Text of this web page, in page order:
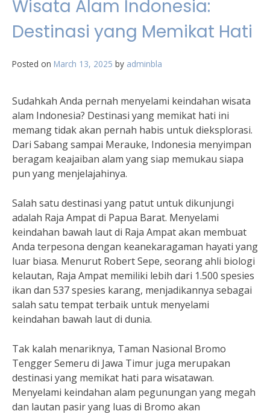
Wisata Alam Indonesia:
Destinasi yang Memikat Hati
Posted on March 13, 2025 by adminbla
Sudahkah Anda pernah menyelami keindahan wisata
alam Indonesia? Destinasi yang memikat hati ini
memang tidak akan pernah habis untuk dieksplorasi.
Dari Sabang sampai Merauke, Indonesia menyimpan
beragam keajaiban alam yang siap memukau siapa
pun yang menjelajahinya.
Salah satu destinasi yang patut untuk dikunjungi
adalah Raja Ampat di Papua Barat. Menyelami
keindahan bawah laut di Raja Ampat akan membuat
Anda terpesona dengan keanekaragaman hayati yang
luar biasa. Menurut Robert Sepe, seorang ahli biologi
kelautan, Raja Ampat memiliki lebih dari 1.500 spesies
ikan dan 537 spesies karang, menjadikannya sebagai
salah satu tempat terbaik untuk menyelami
keindahan bawah laut di dunia.
Tak kalah menariknya, Taman Nasional Bromo
Tengger Semeru di Jawa Timur juga merupakan
destinasi yang memikat hati para wisatawan.
Menyelami keindahan alam pegunungan yang megah
dan lautan pasir yang luas di Bromo akan